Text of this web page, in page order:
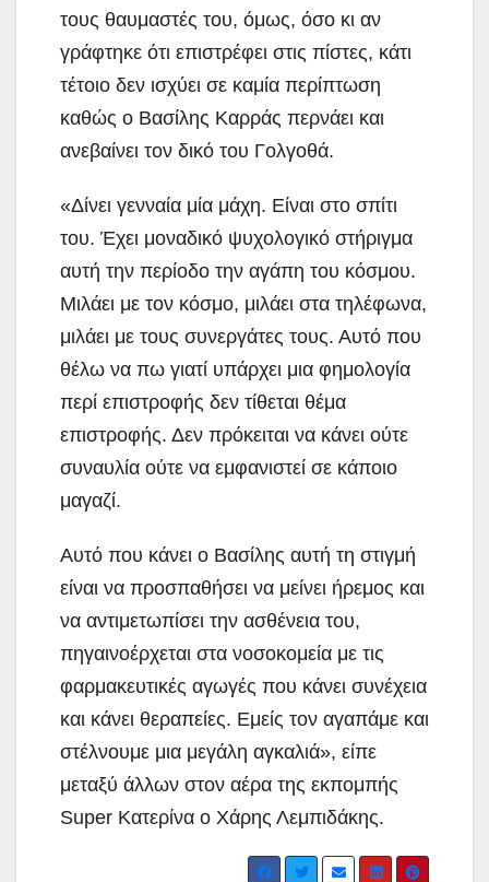
τους θαυμαστές του, όμως, όσο κι αν
γράφτηκε ότι επιστρέφει στις πίστες, κάτι
τέτοιο δεν ισχύει σε καμία περίπτωση
καθώς ο Βασίλης Καρράς περνάει και
ανεβαίνει τον δικό του Γολγοθά.
«Δίνει γενναία μία μάχη. Είναι στο σπίτι
του. Έχει μοναδικό ψυχολογικό στήριγμα
αυτή την περίοδο την αγάπη του κόσμου.
Μιλάει με τον κόσμο, μιλάει στα τηλέφωνα,
μιλάει με τους συνεργάτες τους. Αυτό που
θέλω να πω γιατί υπάρχει μια φημολογία
περί επιστροφής δεν τίθεται θέμα
επιστροφής. Δεν πρόκειται να κάνει ούτε
συναυλία ούτε να εμφανιστεί σε κάποιο
μαγαζί.
Αυτό που κάνει ο Βασίλης αυτή τη στιγμή
είναι να προσπαθήσει να μείνει ήρεμος και
να αντιμετωπίσει την ασθένεια του,
πηγαινοέρχεται στα νοσοκομεία με τις
φαρμακευτικές αγωγές που κάνει συνέχεια
και κάνει θεραπείες. Εμείς τον αγαπάμε και
στέλνουμε μια μεγάλη αγκαλιά», είπε
μεταξύ άλλων στον αέρα της εκπομπής
Super Κατερίνα ο Χάρης Λεμπιδάκης.